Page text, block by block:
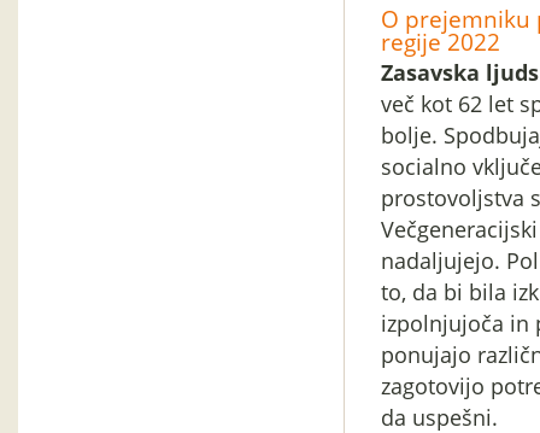
O prejemniku
regije 2022
Zasavska
več kot 62 let
bolje.
socialno
prostovoljstva
nadaljujejo.
to, da bi bila
izpolnjujoča in
ponujajo
zagotovijo
da uspešni.